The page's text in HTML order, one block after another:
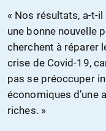
« Nos résultats, a-t-
une bonne nouvelle
cherchent à réparer
crise de Covid-19,
pas se préoccuper
économiques d’une
riches. »